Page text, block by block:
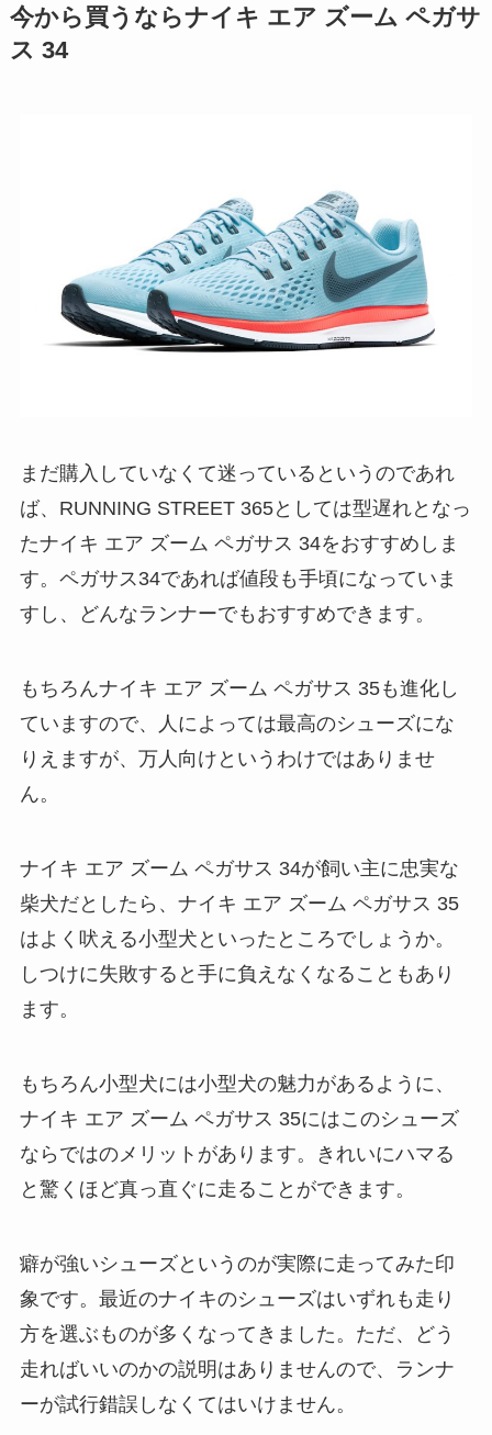
今から買うならナイキ エア ズーム ペガサ
ス 34
まだ購入していなくて迷っているというのであれ
ば、RUNNING STREET 365としては型遅れとなっ
たナイキ エア ズーム ペガサス 34をおすすめしま
す。ペガサス34であれば値段も手頃になっていま
すし、どんなランナーでもおすすめできます。
もちろんナイキ エア ズーム ペガサス 35も進化し
ていますので、人によっては最高のシューズにな
りえますが、万人向けというわけではありませ
ん。
ナイキ エア ズーム ペガサス 34が飼い主に忠実な
柴犬だとしたら、ナイキ エア ズーム ペガサス 35
はよく吠える小型犬といったところでしょうか。
しつけに失敗すると手に負えなくなることもあり
ます。
もちろん小型犬には小型犬の魅力があるように、
ナイキ エア ズーム ペガサス 35にはこのシューズ
ならではのメリットがあります。きれいにハマる
と驚くほど真っ直ぐに走ることができます。
癖が強いシューズというのが実際に走ってみた印
象です。最近のナイキのシューズはいずれも走り
方を選ぶものが多くなってきました。ただ、どう
走ればいいのかの説明はありませんので、ランナ
ーが試行錯誤しなくてはいけません。